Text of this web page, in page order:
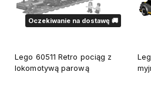
Oczekiwanie na dostawę 🚚
Lego 60511 Retro pociąg z
lokomotywą parową